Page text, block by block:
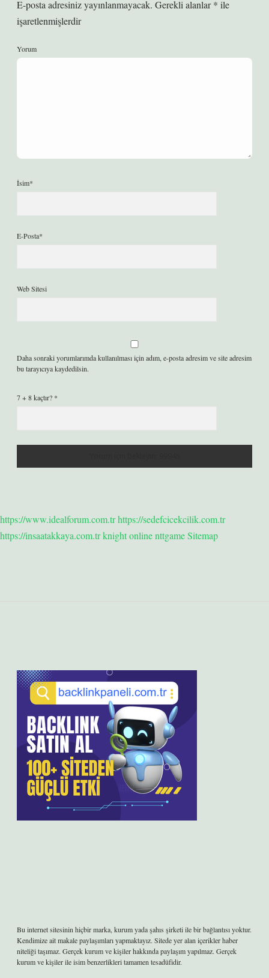
E-posta adresiniz yayınlanmayacak. Gerekli alanlar* ile
işaretlenmişlerdir
Yorum
İsim*
E-Posta*
Web Sitesi
Daha sonraki yorumlarımda kullanılması için adım, e-posta adresim ve site adresim
bu tarayıcıya kaydedilsin.
7 + 8 kaçtır? *
https://www.idealforum.com.trhttps://sedefcicekcilik.com.tr
https://insaatakkaya.com.trknight onlinenttgameSitemap
Bu internet sitesinin hiçbir marka, kurum yada şahıs şirketi ile bir bağlantısı yoktur.
Kendimize ait makale paylaşımları yapmaktayız. Sitede yer alan içerikler haber
niteliği taşımaz. Gerçek kurum ve kişiler hakkında paylaşım yapılmaz. Gerçek
kurum ve kişiler ile isim benzerlikleri tamamen tesadüfidir.